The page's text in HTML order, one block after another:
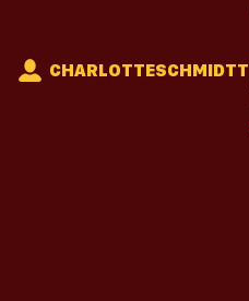
CHARLOTTESCHMIDTT